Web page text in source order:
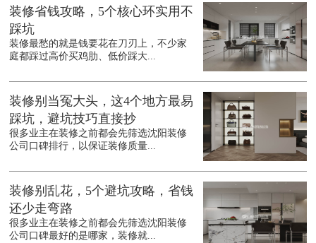
装修省钱攻略，5个核心环实用不
踩坑
装修最愁的就是钱要花在刀刃上，不少家
庭都踩过高价买鸡肋、低价踩大...
装修别当冤大头，这4个地方最易
踩坑，避坑技巧直接抄
很多业主在装修之前都会先筛选沈阳装修
公司口碑排行，以保证装修质量...
装修别乱花，5个避坑攻略，省钱
还少走弯路
很多业主在装修之前都会先筛选沈阳装修
公司口碑最好的是哪家，装修就...